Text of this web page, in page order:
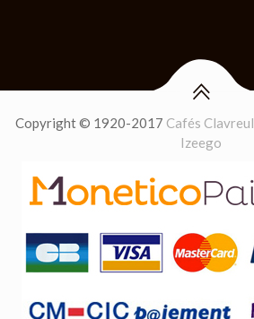
Copyright © 1920-2017 Cafés Clavreul
Izeego